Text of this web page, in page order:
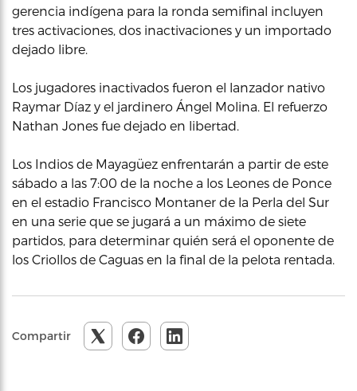
gerencia indígena para la ronda semifinal incluyen
tres activaciones, dos inactivaciones y un importado
dejado libre.
Los jugadores inactivados fueron el lanzador nativo
Raymar Díaz y el jardinero Ángel Molina. El refuerzo
Nathan Jones fue dejado en libertad.
Los Indios de Mayagüez enfrentarán a partir de este
sábado a las 7:00 de la noche a los Leones de Ponce
en el estadio Francisco Montaner de la Perla del Sur
en una serie que se jugará a un máximo de siete
partidos, para determinar quién será el oponente de
los Criollos de Caguas en la final de la pelota rentada.
Compartir